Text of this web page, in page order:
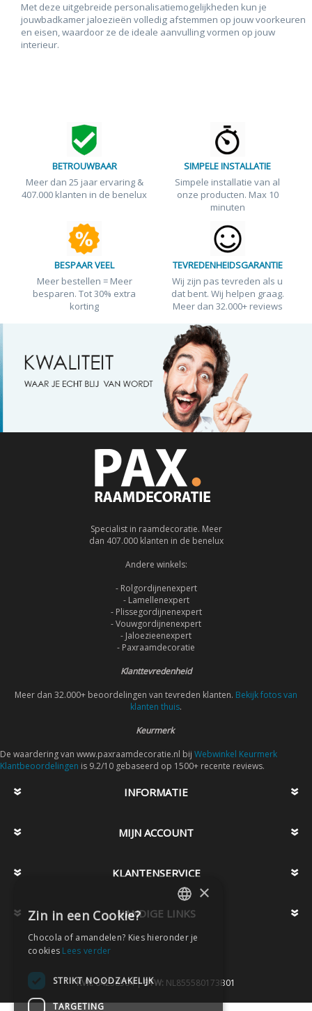
Met deze uitgebreide personalisatiemogelijkheden kun je
jouwbadkamer jaloezieën volledig afstemmen op jouw voorkeuren
en eisen, waardoor ze de ideale aanvulling vormen op jouw
interieur.
BETROUWBAAR
Meer dan 25 jaar ervaring &
407.000 klanten in de benelux
SIMPELE INSTALLATIE
Simpele installatie van al
onze producten. Max 10
minuten
BESPAAR VEEL
Meer bestellen = Meer
besparen. Tot 30% extra
korting
TEVREDENHEIDSGARANTIE
Wij zijn pas tevreden als u
dat bent. Wij helpen graag.
Meer dan 32.000+ reviews
Specialist in raamdecoratie. Meer
dan 407.000 klanten in de benelux
Andere winkels:
- Rolgordijnenexpert
- Lamellenexpert
- Plissegordijnenexpert
- Vouwgordijnenexpert
- Jaloezieenexpert
- Paxraamdecoratie
Klanttevredenheid
Meer dan 32.000+ beoordelingen van tevreden klanten. Bekijk fotos van
klanten thuis.
Keurmerk
De waardering van www.paxraamdecoratie.nl bij Webwinkel Keurmerk
Klantbeoordelingen is 9.2/10 gebaseerd op 1500+ recente reviews.
INFORMATIE
MIJN ACCOUNT
KLANTENSERVICE
HANDIGE LINKS
KVK:64238504 |BTW: NL855580173B01
DUTCH
DUTCH
×
Zin in een Cookie?
Chocola of amandelen? Kies hieronder je
cookies Lees verder
STRIKT NOODZAKELIJK
TARGETING